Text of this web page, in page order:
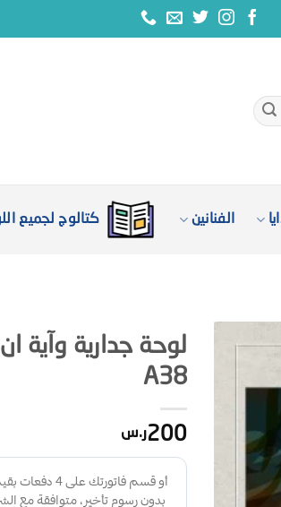
الفنانين كتالوج لجميع
لوحة جدارية وآية
A38
200ر.س